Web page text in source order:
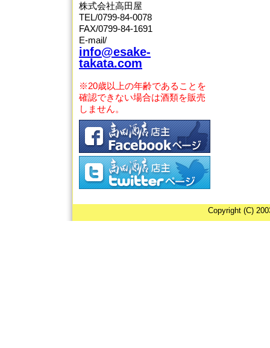
株式会社高田屋
TEL/0799-84-0078
FAX/0799-84-1691
E-mail/
info@esake-
takata.com
※20歳以上の年齢であることを
確認できない場合は酒類を販売
しません。
Copyright (C)